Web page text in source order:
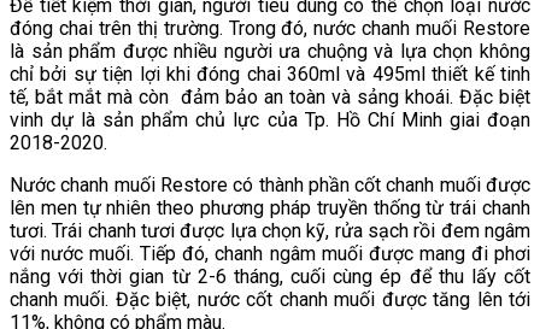
Để tiết kiệm thời gian, người tiêu dùng có thể chọn loại nước
đóng chai trên thị trường. Trong đó, nước chanh muối Restore
là sản phẩm được nhiều người ưa chuộng và lựa chọn không
chỉ bởi sự tiện lợi khi đóng chai 360ml và 495ml thiết kế tinh
tế, bắt mắt mà còn đảm bảo an toàn và sảng khoái. Đặc biệt
vinh dự là sản phẩm chủ lực của Tp. Hồ Chí Minh giai đoạn
2018-2020.
Nước chanh muối Restore có thành phần cốt chanh muối được
lên men tự nhiên theo phương pháp truyền thống từ trái chanh
tươi. Trái chanh tươi được lựa chọn kỹ, rửa sạch rồi đem ngâm
với nước muối. Tiếp đó, chanh ngâm muối được mang đi phơi
nắng với thời gian từ 2-6 tháng, cuối cùng ép để thu lấy cốt
chanh muối. Đặc biệt, nước cốt chanh muối được tăng lên tới
11%, không có phẩm màu.